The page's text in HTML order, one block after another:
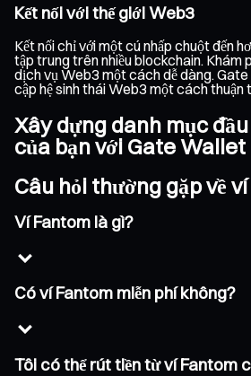
Kết nối với thế giới Web3
Kết nối chỉ với một cú nhấp chuột đến
tập trung trên nhiều blockchain. Khám
dịch vụ Web3 một cách dễ dàng.
cập hệ sinh thái Web3 một cách thuận
Xây dựng danh mục
của bạn với Gate Wallet
Câu hỏi thường gặp về
Ví Fantom là gì?
Có ví Fantom miễn phí không?
Tôi có thể rút tiền từ ví Fantom